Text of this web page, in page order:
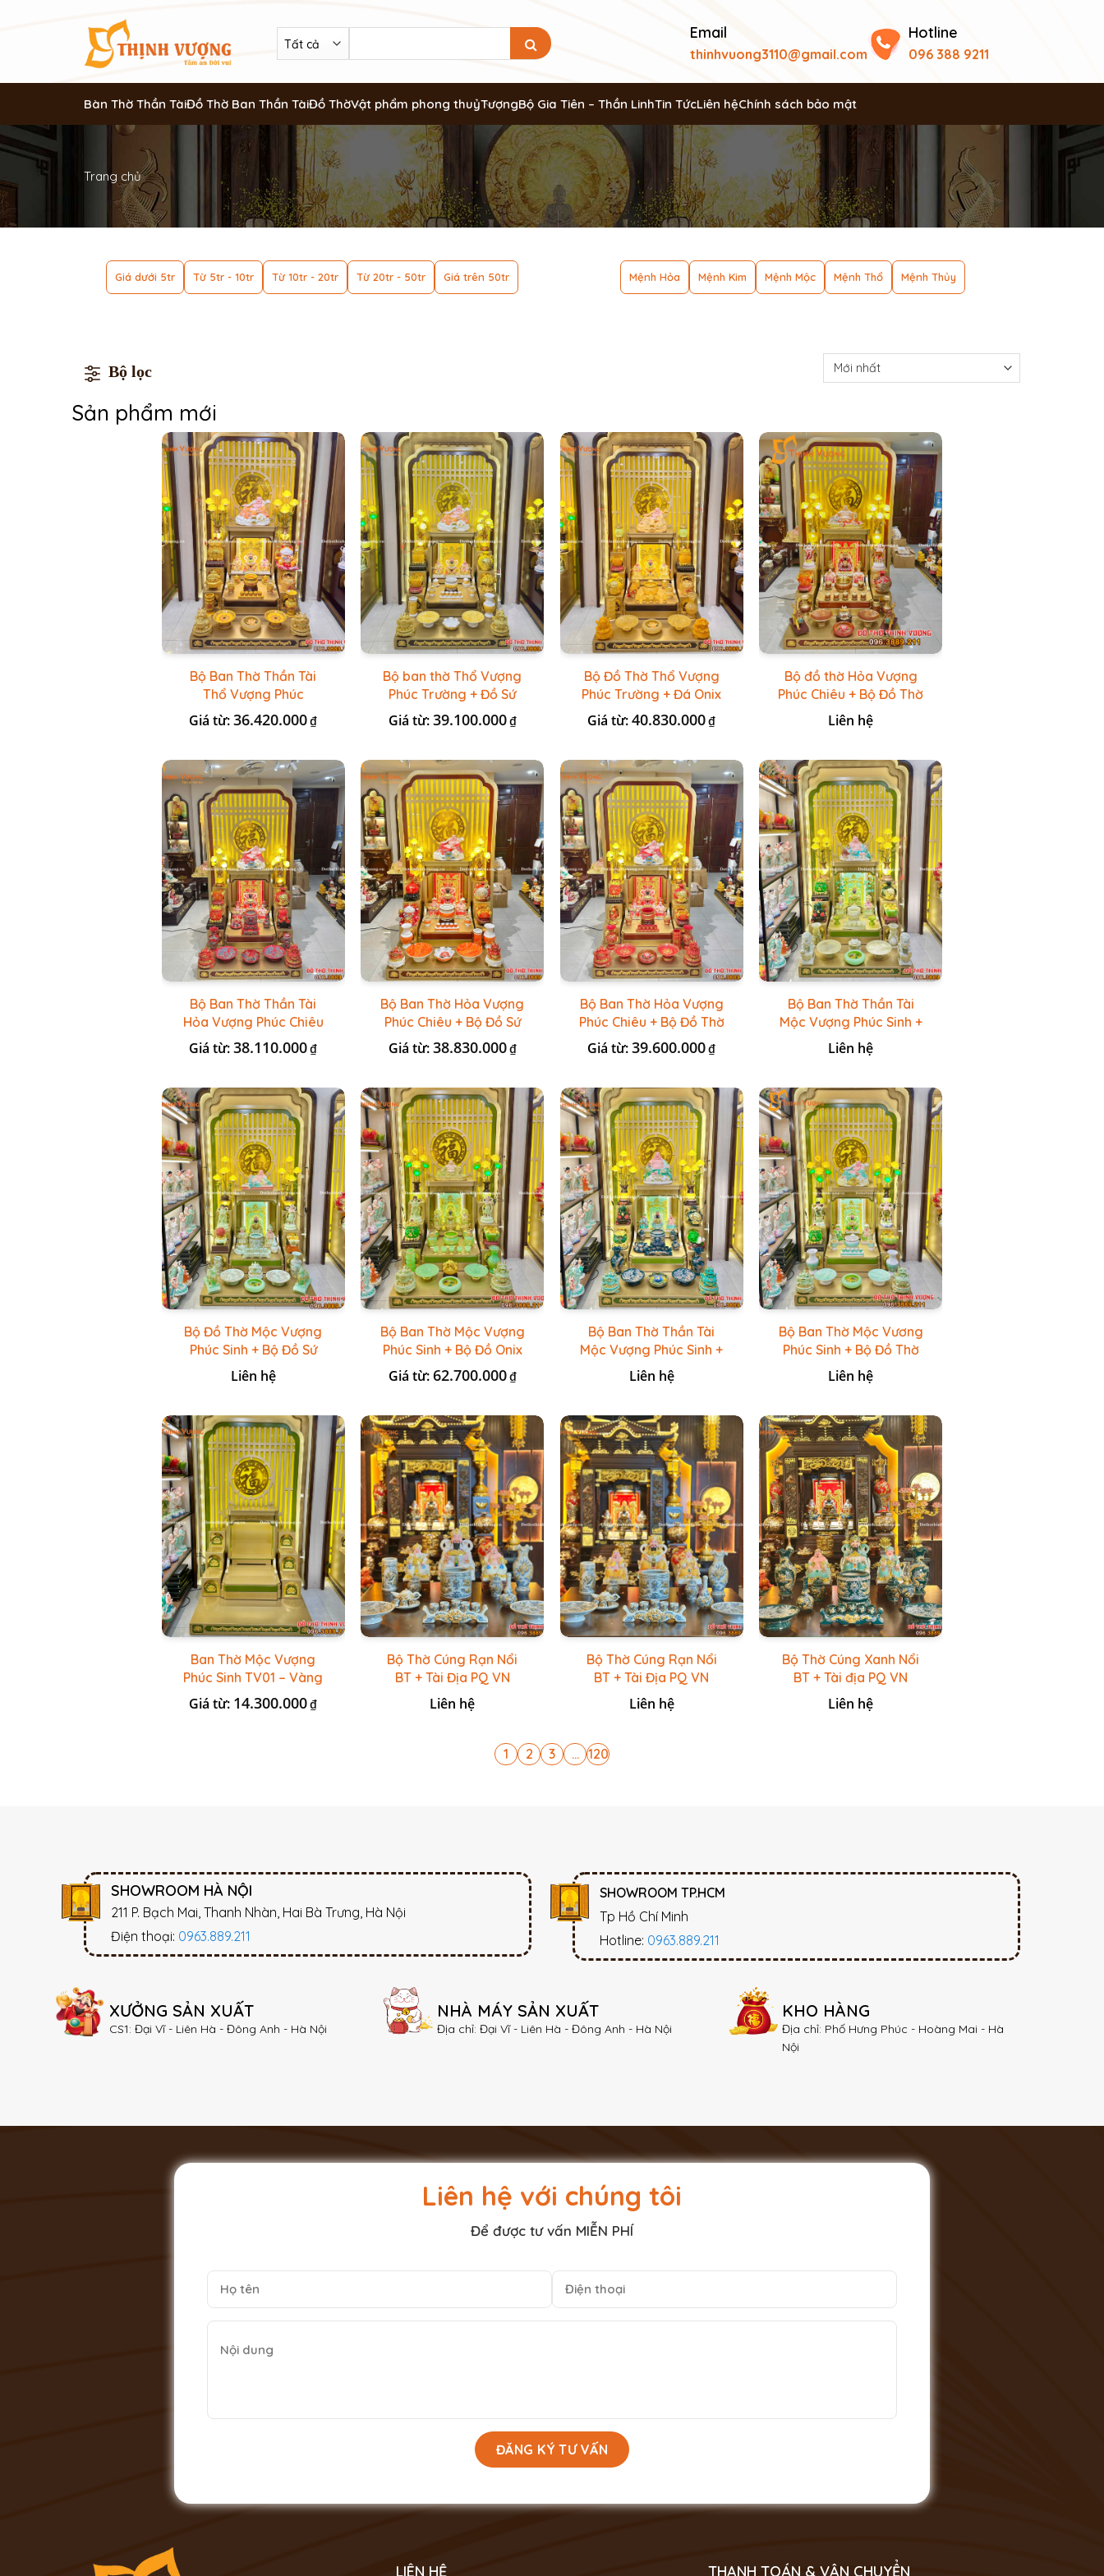
Email
thinhvuong3110@gmail.com
Hotline
096 388 9211
Bàn Thờ Thần TàiĐồ Thờ Ban Thần TàiĐồ ThờVật phẩm phong thuỷTượngBộ Gia Tiên – Thần LinhTin TứcLiên hệChính sách bảo mật
Trang chủ
Giá dưới 5tr Từ 5tr - 10tr Từ 10tr - 20tr Từ 20tr - 50tr Giá trên 50tr Mệnh Hỏa Mệnh Kim Mệnh Mộc Mệnh Thổ Mệnh Thủy
Bộ lọc
Sản phẩm mới
Bộ Ban Thờ Thần Tài
Thổ Vượng Phúc
Trường + Bộ Đồ Sứ Cao
Cấp Gấm Vàng
Giá từ:36.420.000₫
Bộ ban thờ Thổ Vượng
Phúc Trường + Đồ Sứ
Vàng Đá Cao Cấp
Giá từ:39.100.000₫
Bộ Đồ Thờ Thổ Vượng
Phúc Trường + Đá Onix
Vàng
Giá từ:40.830.000₫
Bộ đồ thờ Hỏa Vượng
Phúc Chiêu + Bộ Đồ Thờ
Đá Đỏ Bọc Đồng Cao
cấp
Liên hệ
Bộ Ban Thờ Thần Tài
Hỏa Vượng Phúc Chiêu
+ Bộ Đồ Thờ Nổi Đỏ BT
Giá từ:38.110.000₫
Bộ Ban Thờ Hỏa Vượng
Phúc Chiêu + Bộ Đồ Sứ
Đá Đỏ HR
Giá từ:38.830.000₫
Bộ Ban Thờ Hỏa Vượng
Phúc Chiêu + Bộ Đồ Thờ
Đài Loan Gấm Đỏ
Giá từ:39.600.000₫
Bộ Ban Thờ Thần Tài
Mộc Vượng Phúc Sinh +
Bộ Đồ Thờ Đá Ngọc
Hoàng Long
Liên hệ
Bộ Đồ Thờ Mộc Vượng
Phúc Sinh + Bộ Đồ Sứ
Cao Cấp Xanh Cốm Vẽ
Vàng
Liên hệ
Bộ Ban Thờ Mộc Vượng
Phúc Sinh + Bộ Đồ Onix
Xanh Ngọc
Giá từ:62.700.000₫
Bộ Ban Thờ Thần Tài
Mộc Vượng Phúc Sinh +
Đồ Sứ Lục Nổi Bát
Tràng
Liên hệ
Bộ Ban Thờ Mộc Vương
Phúc Sinh + Bộ Đồ Thờ
Xanh Đá HR
Liên hệ
Ban Thờ Mộc Vượng
Phúc Sinh TV01 – Vàng
Kẻ Xanh Lá
Giá từ: 14.300.000₫
Bộ Thờ Cúng Rạn Nổi
BT + Tài Địa PQ VN
Trắng
Liên hệ
Bộ Thờ Cúng Rạn Nổi
BT + Tài Địa PQ VN
Vàng Caro
Liên hệ
Bộ Thờ Cúng Xanh Nổi
BT + Tài địa PQ VN
Xanh Lục
Liên hệ
1 2 3 ... 120
SHOWROOM HÀ NỘI
211 P. Bạch Mai, Thanh Nhàn, Hai Bà Trưng, Hà Nội
Điện thoại: 0963.889.211
SHOWROOM TP.HCM
Tp Hồ Chí Minh
Hotline: 0963.889.211
XƯỞNG SẢN XUẤT
CS1: Đại Vĩ - Liên Hà - Đông Anh - Hà Nội
NHÀ MÁY SẢN XUẤT
Địa chỉ: Đại Vĩ - Liên Hà - Đông Anh - Hà Nội
KHO HÀNG
Địa chỉ: Phố Hưng Phúc - Hoàng Mai - Hà
Nội
Liên hệ với chúng tôi
Để được tư vấn MIỄN PHÍ
LIÊN HỆ THANH TOÁN & VẬN CHUYỂN